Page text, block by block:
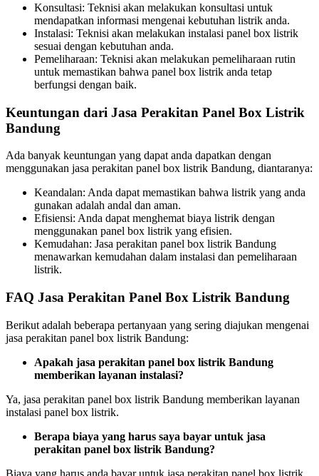
Konsultasi: Teknisi akan melakukan konsultasi untuk
mendapatkan informasi mengenai kebutuhan listrik anda.
Instalasi: Teknisi akan melakukan instalasi panel box listrik
sesuai dengan kebutuhan anda.
Pemeliharaan: Teknisi akan melakukan pemeliharaan rutin
untuk memastikan bahwa panel box listrik anda tetap
berfungsi dengan baik.
Keuntungan dari Jasa Perakitan Panel Box Listrik
Bandung
Ada banyak keuntungan yang dapat anda dapatkan dengan
menggunakan jasa perakitan panel box listrik Bandung, diantaranya:
Keandalan: Anda dapat memastikan bahwa listrik yang anda
gunakan adalah andal dan aman.
Efisiensi: Anda dapat menghemat biaya listrik dengan
menggunakan panel box listrik yang efisien.
Kemudahan: Jasa perakitan panel box listrik Bandung
menawarkan kemudahan dalam instalasi dan pemeliharaan
listrik.
FAQ Jasa Perakitan Panel Box Listrik Bandung
Berikut adalah beberapa pertanyaan yang sering diajukan mengenai
jasa perakitan panel box listrik Bandung:
Apakah jasa perakitan panel box listrik Bandung
memberikan layanan instalasi?
Ya, jasa perakitan panel box listrik Bandung memberikan layanan
instalasi panel box listrik.
Berapa biaya yang harus saya bayar untuk jasa
perakitan panel box listrik Bandung?
Biaya yang harus anda bayar untuk jasa perakitan panel box listrik